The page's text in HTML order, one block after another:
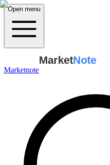
Open menu
Marketnote
MarketNote